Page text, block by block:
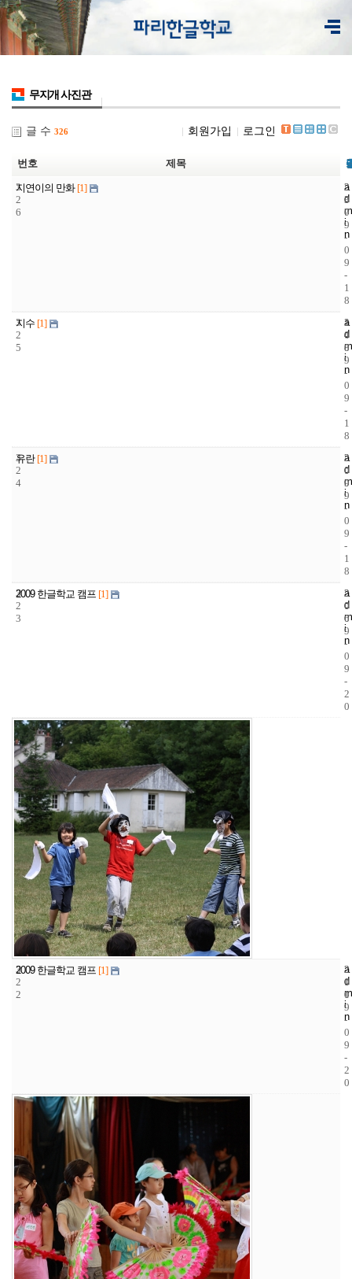
무지개 사진관
글 수 326 회원가입 로그인
번호 제목
3
2
6
지연이의 만화 [1]
a
d
m
i
n
2
3
7
2
0
0
9
-
0
9
-
1
8
3
2
5
지수 [1]
a
d
m
i
n
1
4
8
2
0
0
9
-
0
9
-
1
8
3
2
4
유란 [1]
a
d
m
i
n
2
0
9
2
0
0
9
-
0
9
-
1
8
3
2
3
2009 한글학교 캠프 [1]
a
d
m
i
n
2
0
6
2
0
0
9
-
0
9
-
2
0
3
2
2
2009 한글학교 캠프 [1]
a
d
m
i
n
2
1
1
2
0
0
9
-
0
9
-
2
0